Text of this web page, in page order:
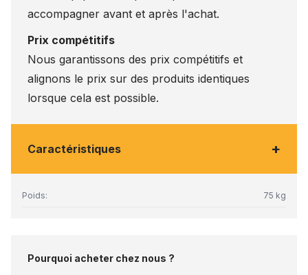
accompagner avant et après l'achat.
Prix compétitifs
Nous garantissons des prix compétitifs et
alignons le prix sur des produits identiques
lorsque cela est possible.
Caractéristiques +
Poids: 75 kg
Pourquoi acheter chez nous ?